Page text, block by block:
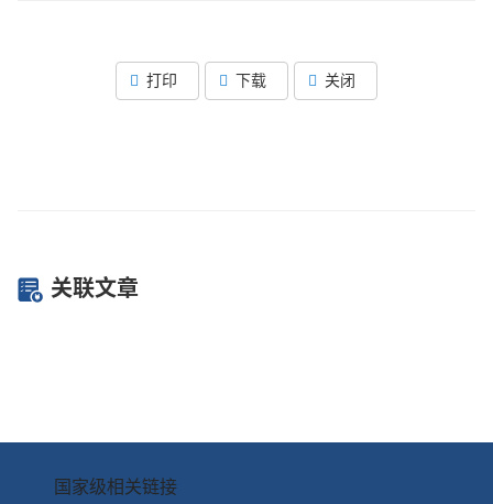
打印 下载 关闭
关联文章
国家级相关链接